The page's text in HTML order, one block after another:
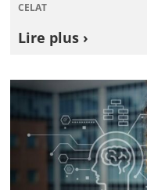
CELAT
Lire plus ›